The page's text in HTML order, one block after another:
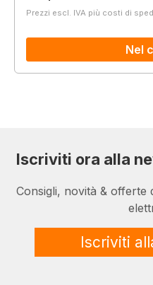
Prezzi escl. IVA più costi di
Nel
Iscriviti ora alla
Consigli, novità & offerte
Iscriviti